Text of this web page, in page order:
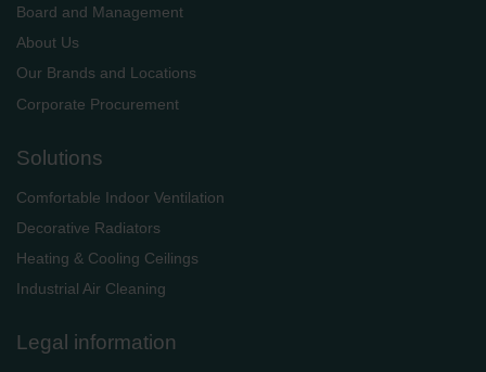
Board and Management
About Us
Our Brands and Locations
Corporate Procurement
Solutions
Comfortable Indoor Ventilation
Decorative Radiators
Heating & Cooling Ceilings
Industrial Air Cleaning
Legal information